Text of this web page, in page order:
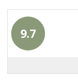
9.7